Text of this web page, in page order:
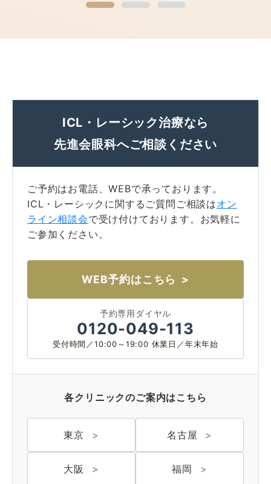
ICL・レーシック治療なら
先進会眼科へご相談ください
ご予約はお電話、WEBで承っております。
ICL・レーシックに関するご質問ご相談はオン
ライン相談会で受け付けております。お気軽に
ご参加ください。
WEB予約はこちら
予約専用ダイヤル
0120-049-113
受付時間／10:00～19:00 休業日／年末年始
各クリニックのご案内はこちら
東京 名古屋
大阪 福岡